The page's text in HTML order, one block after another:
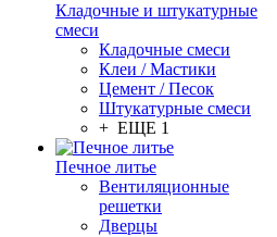
Кладочные и штукатурные
смеси
Кладочные смеси
Клеи / Мастики
Цемент / Песок
Штукатурные смеси
+ ЕЩЕ 1
Печное литье
Вентиляционные
решетки
Дверцы